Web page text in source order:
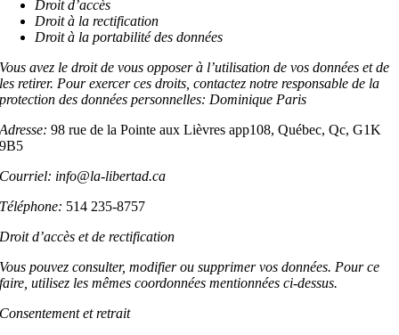
Droit d’accès
Droit à la rectification
Droit à la portabilité des données
Vous avez le droit de vous opposer à l’utilisation de vos données et de
les retirer. Pour exercer ces droits, contactez notre responsable de la
protection des données personnelles: Dominique Paris
Adresse: 98 rue de la Pointe aux Lièvres app108, Québec, Qc, G1K
9B5
Courriel: info@la-libertad.ca
Téléphone: 514 235-8757
Droit d’accès et de rectification
Vous pouvez consulter, modifier ou supprimer vos données. Pour ce
faire, utilisez les mêmes coordonnées mentionnées ci-dessus.
Consentement et retrait